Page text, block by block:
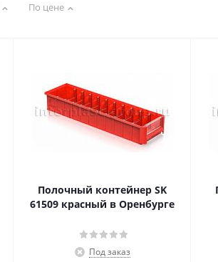
По цене
Полочный контейнер SK
61509 красный в Оренбурге
Под заказ